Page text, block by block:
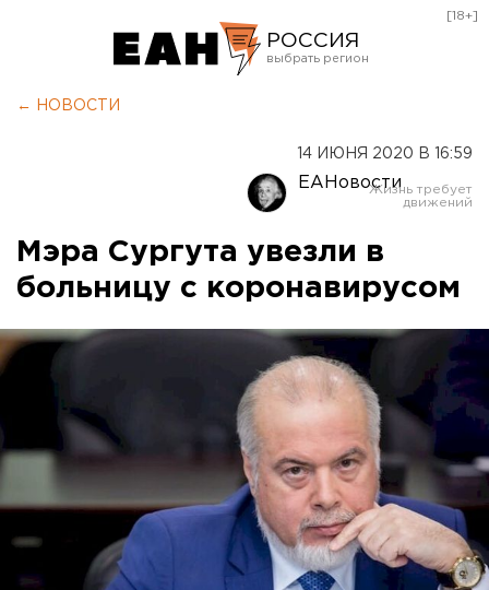
РОССИЯ
Оренбург
[18+]
← НОВОСТИ
14 ИЮНЯ 2020 В 16:59
ЕАНовости
Мэра Сургута увезли в
больницу с коронавирусом